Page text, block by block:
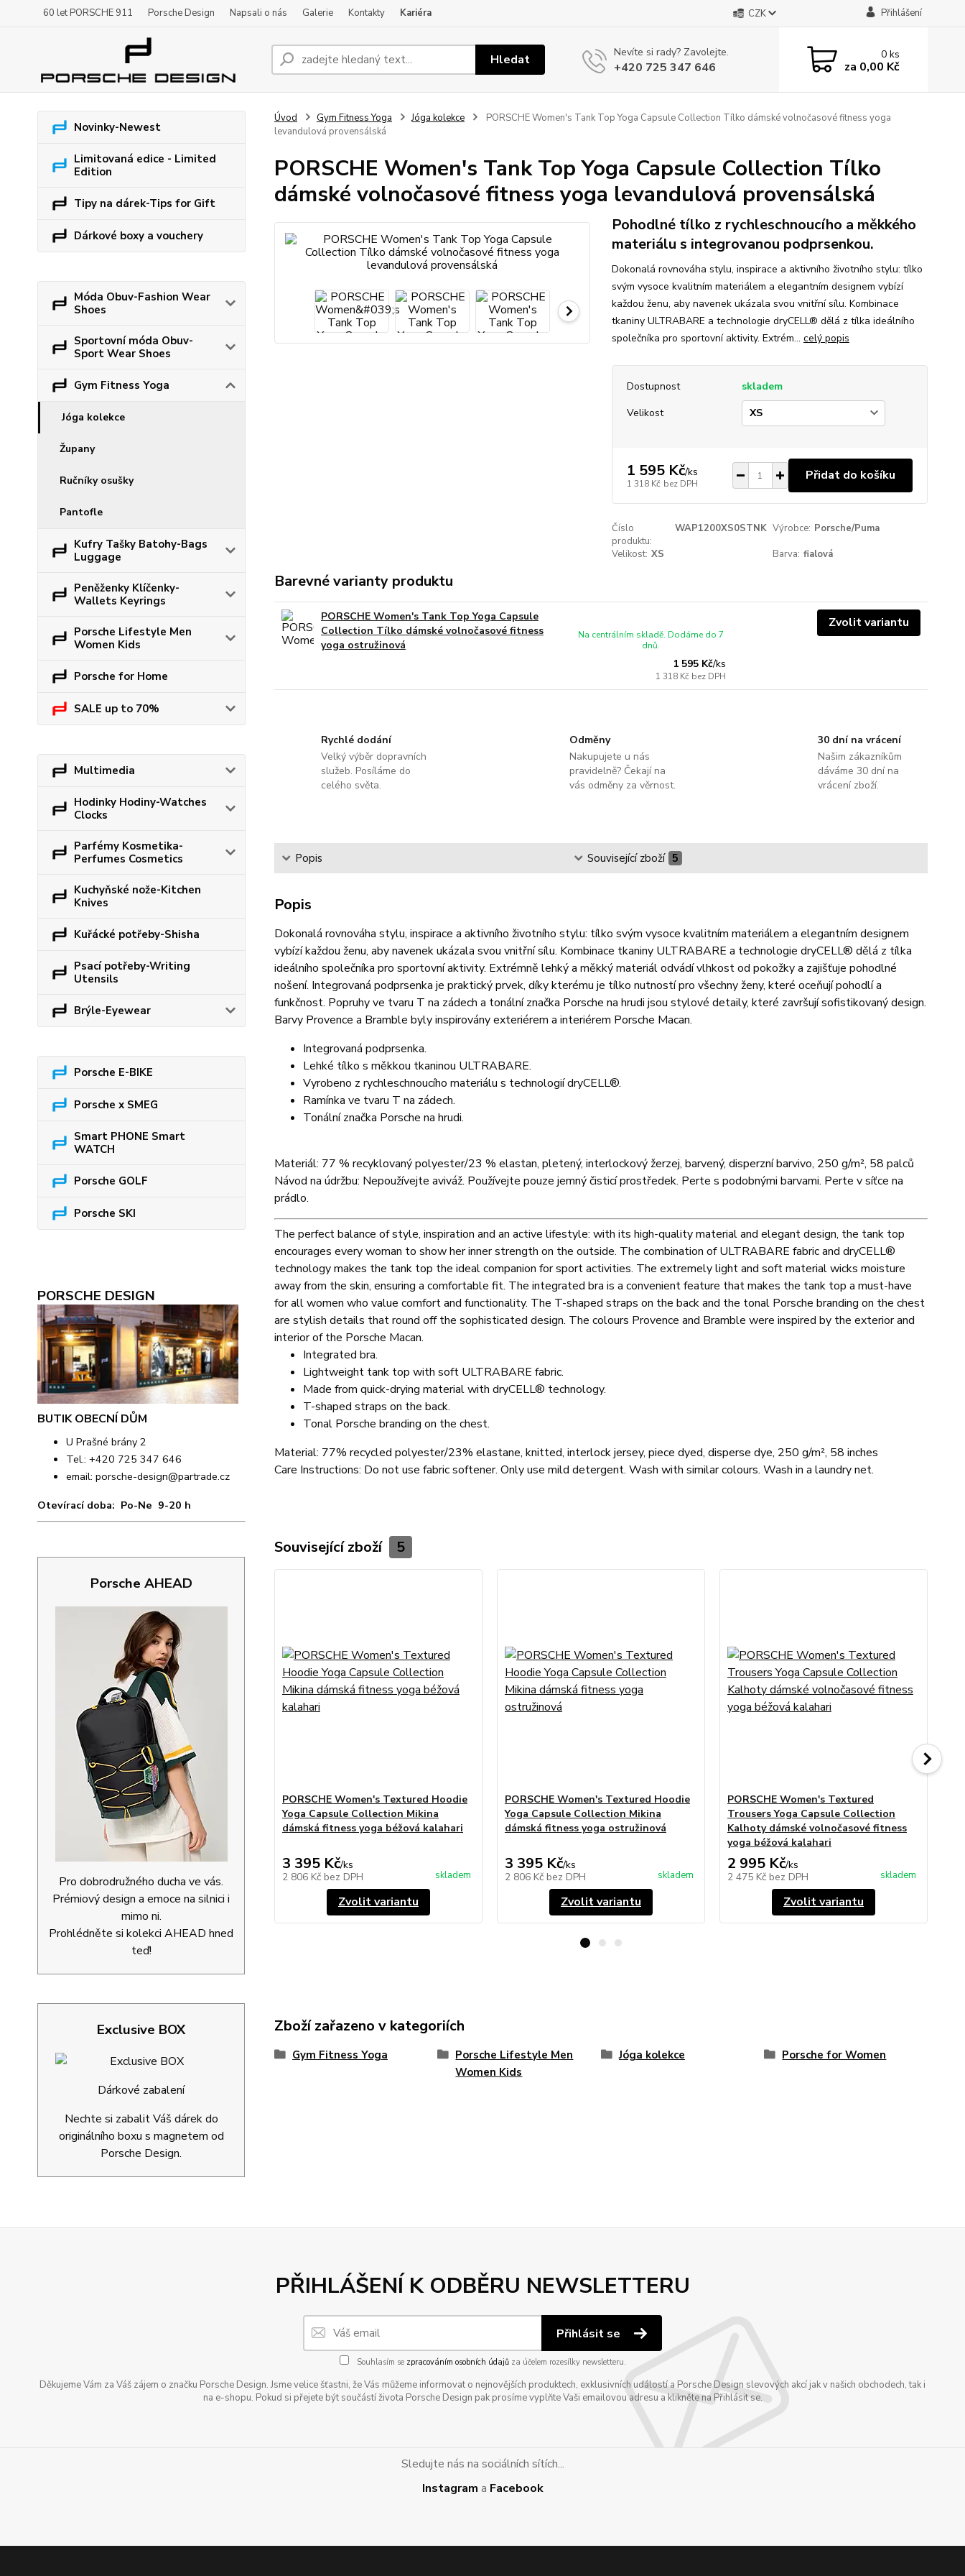
60 let PORSCHE 911 Porsche Design Napsali o nás Galerie Kontakty Kariéra CZK Přihlášení
Hledat Nevíte si rady? Zavolejte.
+420 725 347 646
0ks
za 0,00 Kč
Novinky-Newest
Limitovaná edice - Limited
Edition
Tipy na dárek-Tips for Gift
Dárkové boxy a vouchery
Móda Obuv-Fashion Wear
Shoes
Sportovní móda Obuv-
Sport Wear Shoes
Gym Fitness Yoga
Jóga kolekce
Župany
Ručníky osušky
Pantofle
Kufry Tašky Batohy-Bags
Luggage
Peněženky Klíčenky-
Wallets Keyrings
Porsche Lifestyle Men
Women Kids
Porsche for Home
SALE up to 70%
Multimedia
Hodinky Hodiny-Watches
Clocks
Parfémy Kosmetika-
Perfumes Cosmetics
Kuchyňské nože-Kitchen
Knives
Kuřácké potřeby-Shisha
Psací potřeby-Writing
Utensils
Brýle-Eyewear
Porsche E-BIKE
Porsche x SMEG
Smart PHONE Smart
WATCH
Porsche GOLF
Porsche SKI
PORSCHE DESIGN
BUTIK OBECNÍ DŮM
U Prašné brány 2
Tel.: +420 725 347 646
email: porsche-design@partrade.cz
Otevírací doba: Po-Ne 9-20 h
Porsche AHEAD
Pro dobrodružného ducha ve vás.
Prémiový design a emoce na silnici i
mimo ni.
Prohlédněte si kolekci AHEAD hned
teď!
Exclusive BOX
Dárkové zabalení
Nechte si zabalit Váš dárek do
originálního boxu s magnetem od
Porsche Design.
Úvod Gym Fitness Yoga Jóga kolekce
PORSCHE Women's Tank Top Yoga Capsule Collection Tílko dámské volnočasové fitness yoga
levandulová provensálská
PORSCHE Women's Tank Top Yoga Capsule Collection Tílko
dámské volnočasové fitness yoga levandulová provensálská
Pohodlné tílko z rychleschnoucího a měkkého
materiálu s integrovanou podprsenkou.
Dokonalá rovnováha stylu, inspirace a aktivního životního stylu: tílko
svým vysoce kvalitním materiálem a elegantním designem vybízí
každou ženu, aby navenek ukázala svou vnitřní sílu. Kombinace
tkaniny ULTRABARE a technologie dryCELL® dělá z tílka ideálního
společníka pro sportovní aktivity. Extrém... celý popis
Dostupnost
skladem
Velikost
1 595 Kč/ks
1 318 Kč bez DPH
Přidat do košíku
Číslo
produktu:
WAP1200XS0STNK Výrobce: Porsche/Puma
Velikost: XS Barva: fialová
Barevné varianty produktu
PORSCHE Women's Tank Top Yoga Capsule
Collection Tílko dámské volnočasové fitness
yoga ostružinová
1 595 Kč/ks
1 318 Kč bez DPH
Na centrálním skladě. Dodáme do 7
dnů.
Zvolit variantu
Rychlé dodání
Velký výběr dopravních
služeb. Posíláme do
celého světa.
Odměny
Nakupujete u nás
pravidelně? Čekají na
vás odměny za věrnost.
30 dní na vrácení
Našim zákazníkům
dáváme 30 dní na
vrácení zboží.
Popis Související zboží 5
Popis
Dokonalá rovnováha stylu, inspirace a aktivního životního stylu: tílko svým vysoce kvalitním materiálem a elegantním designem
vybízí každou ženu, aby navenek ukázala svou vnitřní sílu. Kombinace tkaniny ULTRABARE a technologie dryCELL® dělá z tílka
ideálního společníka pro sportovní aktivity. Extrémně lehký a měkký materiál odvádí vlhkost od pokožky a zajišťuje pohodlné
nošení. Integrovaná podprsenka je praktický prvek, díky kterému je tílko nutností pro všechny ženy, které oceňují pohodlí a
funkčnost. Popruhy ve tvaru T na zádech a tonální značka Porsche na hrudi jsou stylové detaily, které završují sofistikovaný design.
Barvy Provence a Bramble byly inspirovány exteriérem a interiérem Porsche Macan.
Integrovaná podprsenka.
Lehké tílko s měkkou tkaninou ULTRABARE.
Vyrobeno z rychleschnoucího materiálu s technologií dryCELL®.
Ramínka ve tvaru T na zádech.
Tonální značka Porsche na hrudi.
Materiál: 77 % recyklovaný polyester/23 % elastan, pletený, interlockový žerzej, barvený, disperzní barvivo, 250 g/m², 58 palců
Návod na údržbu: Nepoužívejte aviváž. Používejte pouze jemný čisticí prostředek. Perte s podobnými barvami. Perte v síťce na
prádlo.
The perfect balance of style, inspiration and an active lifestyle: with its high-quality material and elegant design, the tank top
encourages every woman to show her inner strength on the outside. The combination of ULTRABARE fabric and dryCELL®
technology makes the tank top the ideal companion for sport activities. The extremely light and soft material wicks moisture
away from the skin, ensuring a comfortable fit. The integrated bra is a convenient feature that makes the tank top a must-have
for all women who value comfort and functionality. The T-shaped straps on the back and the tonal Porsche branding on the chest
are stylish details that round off the sophisticated design. The colours Provence and Bramble were inspired by the exterior and
interior of the Porsche Macan.
Integrated bra.
Lightweight tank top with soft ULTRABARE fabric.
Made from quick-drying material with dryCELL® technology.
T-shaped straps on the back.
Tonal Porsche branding on the chest.
Material: 77% recycled polyester/23% elastane, knitted, interlock jersey, piece dyed, disperse dye, 250 g/m², 58 inches
Care Instructions: Do not use fabric softener. Only use mild detergent. Wash with similar colours. Wash in a laundry net.
Související zboží 5
PORSCHE Women's Textured Hoodie
Yoga Capsule Collection Mikina
dámská fitness yoga béžová kalahari
3 395 Kč/ks
2 806 Kč bez DPH skladem
Zvolit variantu
PORSCHE Women's Textured Hoodie
Yoga Capsule Collection Mikina
dámská fitness yoga ostružinová
3 395 Kč/ks
2 806 Kč bez DPH skladem
Zvolit variantu
PORSCHE Women's Textured
Trousers Yoga Capsule Collection
Kalhoty dámské volnočasové fitness
yoga béžová kalahari
2 995 Kč/ks
2 475 Kč bez DPH skladem
Zvolit variantu
Zboží zařazeno v kategoriích
Gym Fitness Yoga
Porsche Lifestyle Men
Women Kids
Jóga kolekce Porsche for Women
PŘIHLÁŠENÍ K ODBĚRU NEWSLETTERU
Přihlásit se
Souhlasím se zpracováním osobních údajůza účelem rozesílky newsletteru.
Děkujeme Vám za Váš zájem o značku Porsche Design. Jsme velice šťastni, že Vás můžeme informovat o nejnovějších produktech, exklusivních událostí a Porsche Design slevových akcí jak v našich obchodech, tak i
na e-shopu. Pokud si přejete být součástí života Porsche Design pak prosíme vyplňte Vaši emailovou adresu a klikněte na Přihlásit se.
Sledujte nás na sociálních sítích...
Instagram a Facebook